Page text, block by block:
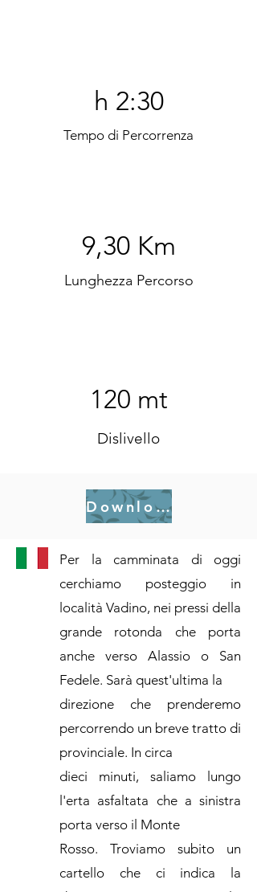
h 2:30
Tempo di Percorrenza
9,30 Km
Lunghezza Percorso
Dislivello
120 mt
Download .gpx
Per la camminata di oggi
cerchiamo posteggio in
località Vadino, nei pressi della
grande rotonda che porta
anche verso Alassio o San
Fedele. Sarà quest'ultima la
direzione che prenderemo
percorrendo un breve tratto di
provinciale. In circa
dieci minuti, saliamo lungo
l'erta asfaltata che a sinistra
porta verso il Monte
Rosso. Troviamo subito un
cartello che ci indica la